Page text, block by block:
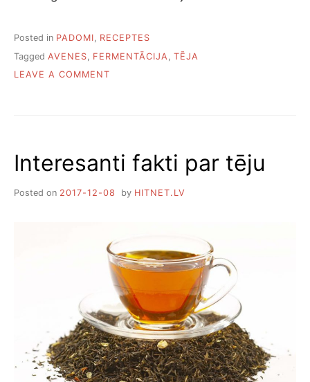
Posted in PADOMI, RECEPTES
Tagged AVENES FERMENTĀCIJA
TĒJA
LEAVE A COMMENT
Interesanti fakti par tēju
Posted on 2017-12-08 by HITNET.LV